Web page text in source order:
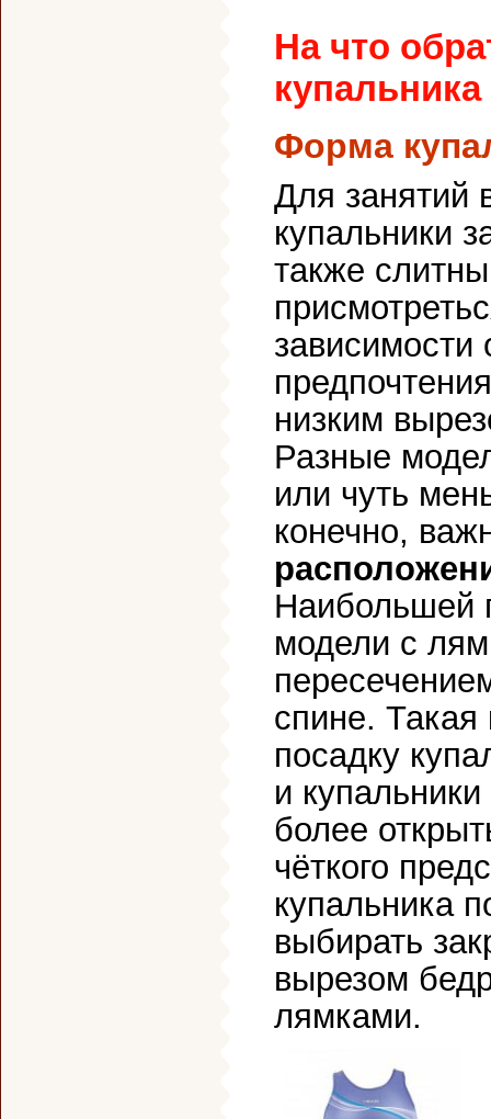
На что
Форма
Для занятий
купальники
также
низким
Разные
или чуть
конечно,
Наибольшей
модели с
спине. Такая
посадку
и
более
чёткого
купальника
выбирать
вырезом
лямками.